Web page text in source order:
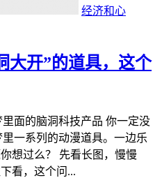
经济和心
大开”的道具，这个
面的脑洞科技产品 你一定没
一系列的动漫道具。一边乐
想过么？ 先看长图，慢慢
看，这个问...